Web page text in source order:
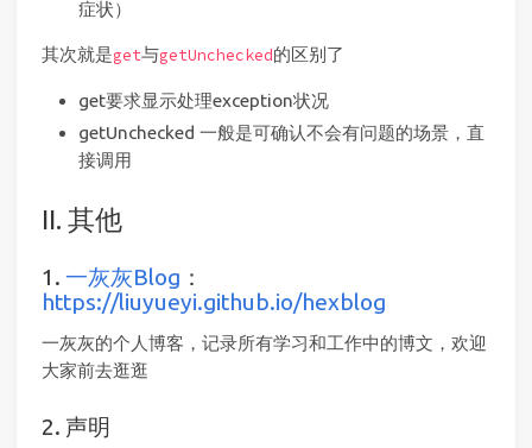
症状）
其次就是get与getUnchecked的区别了
get要求显示处理exception状况
getUnchecked 一般是可确认不会有问题的场景，直
接调用
II. 其他
1. 一灰灰Blog ：
https://liuyueyi.github.io/hexblog
一灰灰的个人博客，记录所有学习和工作中的博文，欢迎
大家前去逛逛
2. 声明